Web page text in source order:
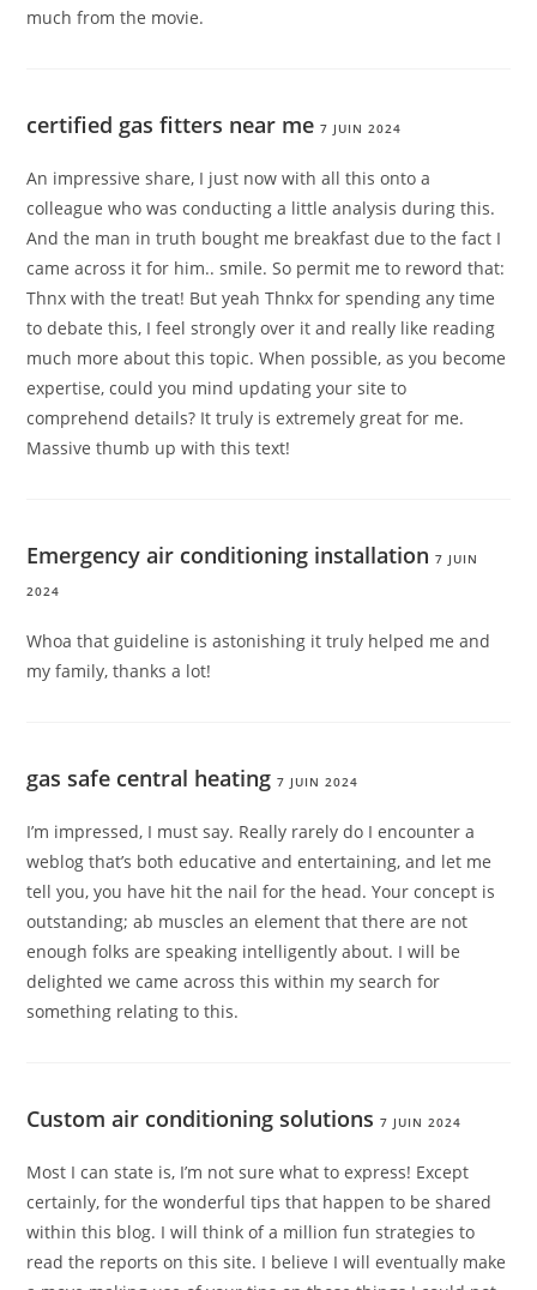
much from the movie.
certified gas fitters near me 7 JUIN 2024
An impressive share, I just now with all this onto a
colleague who was conducting a little analysis during this.
And the man in truth bought me breakfast due to the fact I
came across it for him.. smile. So permit me to reword that:
Thnx with the treat! But yeah Thnkx for spending any time
to debate this, I feel strongly over it and really like reading
much more about this topic. When possible, as you become
expertise, could you mind updating your site to
comprehend details? It truly is extremely great for me.
Massive thumb up with this text!
Emergency air conditioning installation 7 JUIN
2024
Whoa that guideline is astonishing it truly helped me and
my family, thanks a lot!
gas safe central heating 7 JUIN 2024
I’m impressed, I must say. Really rarely do I encounter a
weblog that’s both educative and entertaining, and let me
tell you, you have hit the nail for the head. Your concept is
outstanding; ab muscles an element that there are not
enough folks are speaking intelligently about. I will be
delighted we came across this within my search for
something relating to this.
Custom air conditioning solutions 7 JUIN 2024
Most I can state is, I’m not sure what to express! Except
certainly, for the wonderful tips that happen to be shared
within this blog. I will think of a million fun strategies to
read the reports on this site. I believe I will eventually make